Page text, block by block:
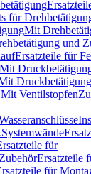
für
Mit
und
Ersatzteile für
Mit
Ventilstopfen
Systemwände
für
ZubehörErsatzteile
für